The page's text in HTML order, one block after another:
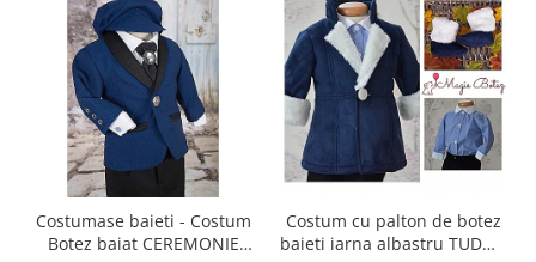
Costumase baieti - Costum
Botez baiat CEREMONIE
Costum cu palton de botez
baieti iarna albastru TUDOR